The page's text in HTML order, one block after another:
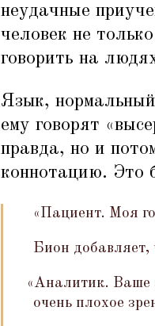
неудачные
человек не
говорить на
Язык,
ему говорят «
правда, но и
коннотацию. Это
«Пациент. Моя
Бион добавляет,
«Аналитик. Ваше
очень плохое